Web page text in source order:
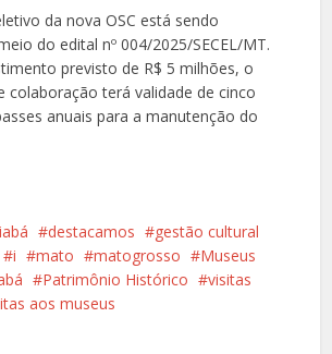
da nova OSC está sendo
do edital nº 004/2025/SECEL/MT.
previsto de R$ 5 milhões, o
colaboração terá validade de cinco
anuais para a manutenção do
destacamos
gestão cultural
i mato matogrosso
Museus
Patrimônio Histórico
visitas
aos museus